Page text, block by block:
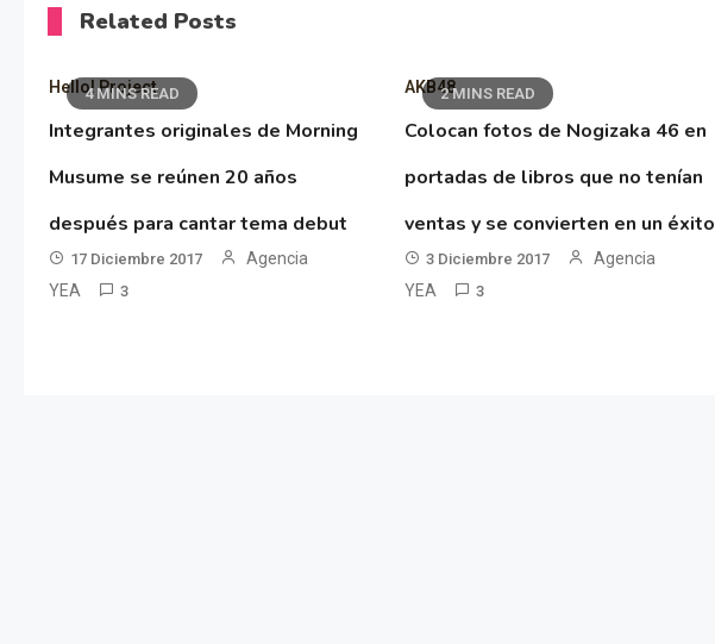
Related Posts
4 MINS READ
Hello! Project
Integrantes originales de Morning
Musume se reúnen 20 años
después para cantar tema debut
17 Diciembre 2017
Agencia
YEA
3
2 MINS READ
AKB48
Colocan fotos de Nogizaka 46 en
portadas de libros que no tenían
ventas y se convierten en un éxito
3 Diciembre 2017
Agencia
YEA
3